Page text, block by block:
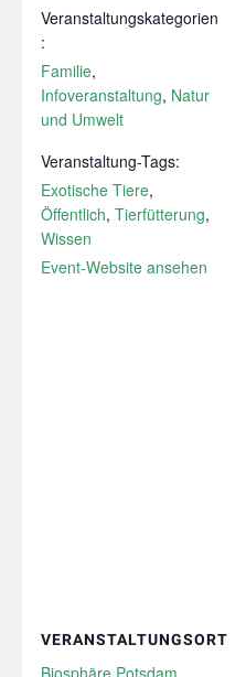
Veranstaltungskategorien
:
Familie,
Infoveranstaltung, Natur
und Umwelt
Veranstaltung-Tags:
Exotische Tiere,
Öffentlich, Tierfütterung,
Wissen
Event-Website ansehen
VERANSTALTUNGSORT
Biosphäre Potsdam